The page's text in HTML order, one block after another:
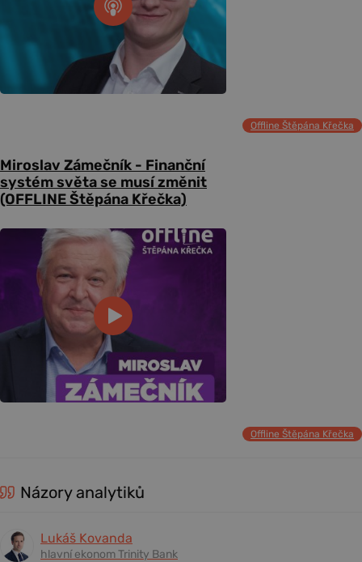
Offline Štěpána Křečka
Miroslav Zámečník - Finanční
systém světa se musí změnit
(OFFLINE Štěpána Křečka)
Offline Štěpána Křečka
Názory analytiků
Lukáš Kovanda
hlavní ekonom Trinity Bank